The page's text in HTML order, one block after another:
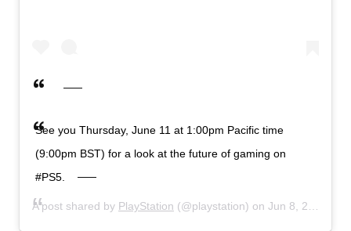
See you Thursday, June 11 at 1:00pm Pacific time
(9:00pm BST) for a look at the future of gaming on
#PS5.
A post shared by PlayStation (@playstation) on Jun 8, 2020 at 11:00am PDT